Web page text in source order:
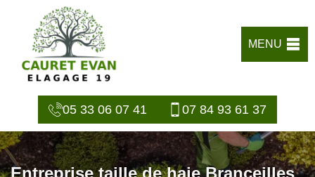
MENU
05 33 06 07 41 07 84 93 61 37
Entreprise taille de haie Branceilles